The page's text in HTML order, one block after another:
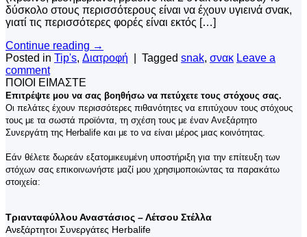
δύσκολο στους περισσότερους είναι να έχουν υγιεινά σνακ,
γιατί τις περισσότερες φορές είναι εκτός […]
Continue reading →
Posted in Tip's, Διατροφή Tagged snak, σνακ Leave a
comment
ΠΟΙΟΙ ΕΙΜΑΣΤΕ
Επιτρέψτε μου να σας βοηθήσω να πετύχετε τους στόχους σας.
Οι πελάτες έχουν περισσότερες πιθανότητες να επιτύχουν τους στόχους
τους με τα σωστά προϊόντα, τη σχέση τους με έναν Ανεξάρτητο
Συνεργάτη της Herbalife και με το να είναι μέρος μιας κοινότητας.
Εάν θέλετε δωρεάν εξατομικευμένη υποστήριξη για την επίτευξη των
στόχων σας επικοινωνήστε μαζί μου χρησιμοποιώντας τα παρακάτω
στοιχεία:
Τριανταφύλλου Αναστάσιος – Λέτσου Στέλλα
Ανεξάρτητοι Συνεργάτες Herbalife